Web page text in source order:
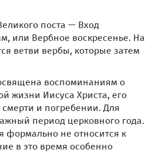
поста — Вход
или Вербное воскресенье. На
ветви вербы, которые затем
воспоминаниям о
жизни Иисуса Христа, его
смерти и погребении. Для
период церковного года.
формально не относится к
в это время особенно